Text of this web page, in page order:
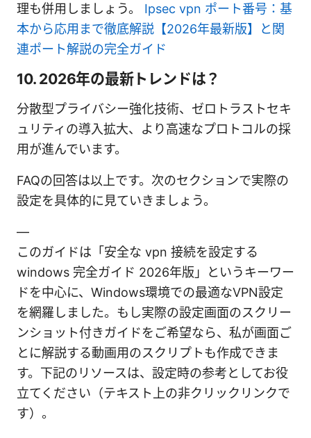
理も併用しましょう。 Ipsec vpn ポート番号：基
本から応用まで徹底解説【2026年最新版】と関
連ポート解説の完全ガイド
10. 2026年の最新トレンドは？
分散型プライバシー強化技術、ゼロトラストセキ
ュリティの導入拡大、より高速なプロトコルの採
用が進んでいます。
FAQの回答は以上です。次のセクションで実際の
設定を具体的に見ていきましょう。
—
このガイドは「安全な vpn 接続を設定する
windows 完全ガイド 2026年版」というキーワー
ドを中心に、Windows環境での最適なVPN設定
を網羅しました。もし実際の設定画面のスクリー
ンショット付きガイドをご希望なら、私が画面ご
とに解説する動画用のスクリプトも作成できま
す。下記のリソースは、設定時の参考としてお役
立てください（テキスト上の非クリックリンクで
す）。